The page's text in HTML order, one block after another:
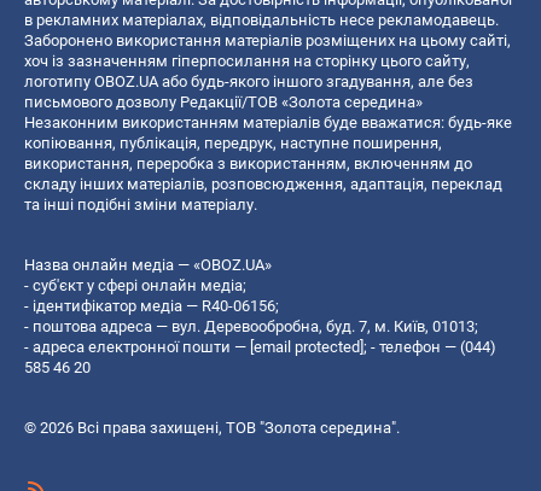
в рекламних матеріалах, відповідальність несе рекламодавець.
Заборонено використання матеріалів розміщених на цьому сайті,
хоч із зазначенням гіперпосилання на сторінку цього сайту,
логотипу OBOZ.UA або будь-якого іншого згадування, але без
письмового дозволу Редакції/ТОВ «Золота середина»
Незаконним використанням матеріалів буде вважатися: будь-яке
копiювання, публiкацiя, передрук, наступне поширення,
використання, переробка з використанням, включенням до
складу інших матеріалів, розповсюдження, адаптація, переклад
та інші подібні зміни матеріалу.
Назва онлайн медіа — «OBOZ.UA»
- суб'єкт у сфері онлайн медіа;
- ідентифікатор медіа — R40-06156;
- поштова адреса — вул. Деревообробна, буд. 7, м. Київ, 01013;
- адреса електронної пошти — [email protected] ; - телефон — (044)
585 46 20
© 2026 Всі права захищені, ТОВ "Золота середина".